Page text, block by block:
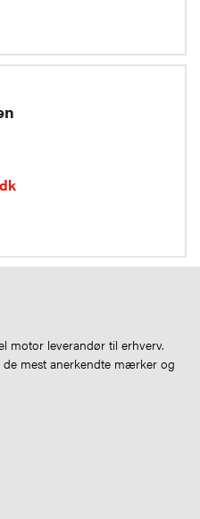
motor leverandør til erhverv.
mest anerkendte mærker og